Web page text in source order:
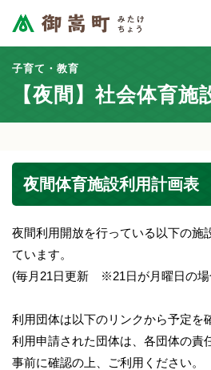
子育て・教育
【夜間】社会体育施
夜間体育施設利用計画表
夜間利用開放を行っている以下の施
ています。
(毎月21日更新 ※21日が月曜日の場
利用団体は以下のリンクから予定を
利用申請された団体は、各団体の責
事前に確認の上、ご利用ください。